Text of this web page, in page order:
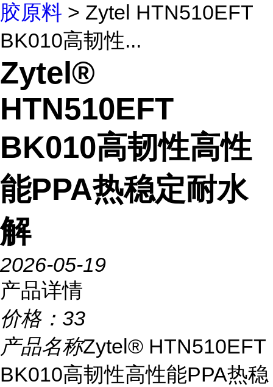
胶原料 > Zytel HTN510EFT
BK010高韧性...
Zytel®
HTN510EFT
BK010高韧性高性
能PPA热稳定耐水
解
2026-05-19
产品详情
价格： 33
产品名称Zytel® HTN510EFT
BK010高韧性高性能PPA热稳